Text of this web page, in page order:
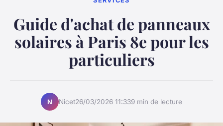
Guide d'achat de panneaux
solaires à Paris 8e pour les
particuliers
N Nicet26/03/2026 11:339 min de lecture